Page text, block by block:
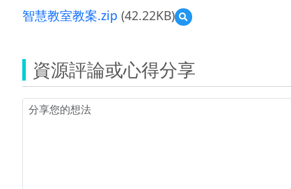
智慧教室教案.zip (42.22KB)
預
覽
教
教
資源評論或心得分享